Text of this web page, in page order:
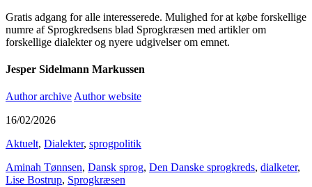
Gratis adgang for alle interesserede. Mulighed for at købe forskellige
numre af Sprogkredsens blad Sprogkræsen med artikler om
forskellige dialekter og nyere udgivelser om emnet.
Jesper Sidelmann Markussen
Author archive Author website
16/02/2026
Aktuelt, Dialekter, sprogpolitik
Aminah Tønnsen, Dansk sprog, Den Danske sprogkreds, dialketer,
Lise Bostrup, Sprogkræsen